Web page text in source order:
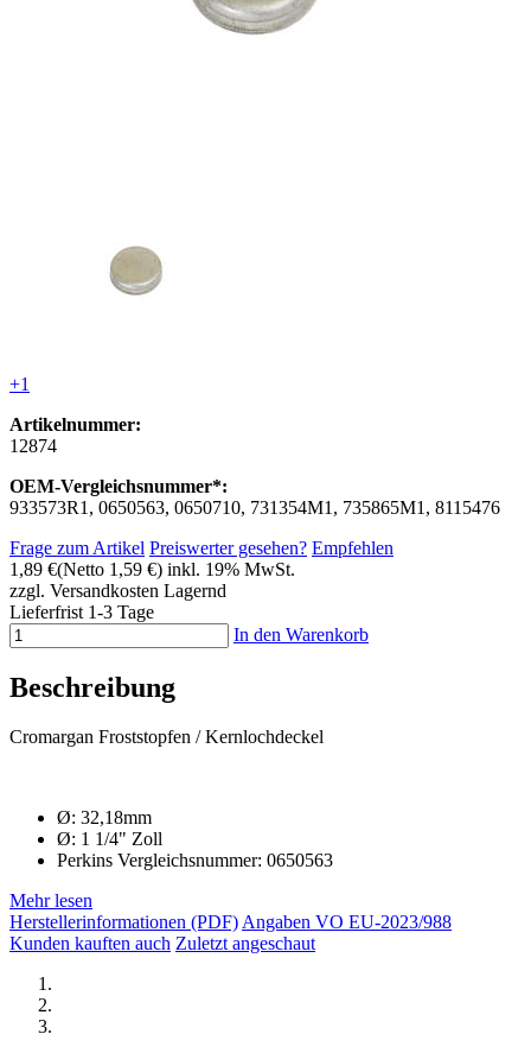
+1
Artikelnummer:
12874
OEM-Vergleichsnummer*:
933573R1, 0650563, 0650710, 731354M1, 735865M1, 8115476
Frage zum Artikel Preiswerter gesehen? Empfehlen
1,89 €(Netto 1,59 €) inkl. 19% MwSt.
zzgl. Versandkosten Lagernd
Lieferfrist 1-3 Tage
In den Warenkorb
Beschreibung
Cromargan Froststopfen / Kernlochdeckel
Ø: 32,18mm
Ø: 1 1/4" Zoll
Perkins Vergleichsnummer: 0650563
Mehr lesen
Herstellerinformationen (PDF)Angaben VO EU-2023/988
Kunden kauften auch Zuletzt angeschaut